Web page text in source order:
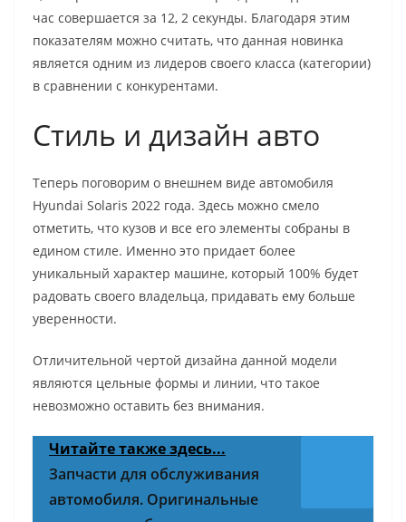
час совершается за 12, 2 секунды. Благодаря этим
показателям можно считать, что данная новинка
является одним из лидеров своего класса (категории)
в сравнении с конкурентами.
Стиль и дизайн авто
Теперь поговорим о внешнем виде автомобиля
Hyundai Solaris 2022 года. Здесь можно смело
отметить, что кузов и все его элементы собраны в
едином стиле. Именно это придает более
уникальный характер машине, который 100% будет
радовать своего владельца, придавать ему больше
уверенности.
Отличительной чертой дизайна данной модели
являются цельные формы и линии, что такое
невозможно оставить без внимания.
Читайте также здесь...
Запчасти для обслуживания
автомобиля. Оригинальные